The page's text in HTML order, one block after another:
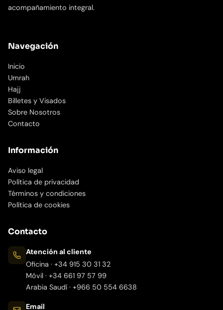
acompañamiento integral.
Navegación
Inicio
Umrah
Hajj
Billetes y Visados
Sobre Nosotros
Contacto
Información
Aviso legal
Política de privacidad
Términos y condiciones
Política de cookies
Contacto
Atención al cliente
Oficina · +34 915 30 31 32
Móvil · +34 661 97 57 99
Arabia Saudí · +966 50 554 6638
Email